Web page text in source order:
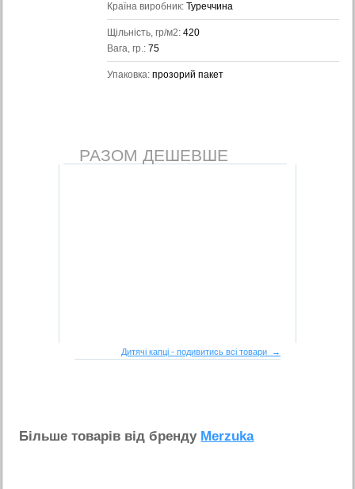
Країна виробник: Туреччина
Щільність, гр/м2: 420
Вага, гр.: 75
Упаковка: прозорий пакет
РАЗОМ ДЕШЕВШЕ
Дитячі капці - подивитись всі товари →
Бiльше товарiв вiд бренду Merzuka